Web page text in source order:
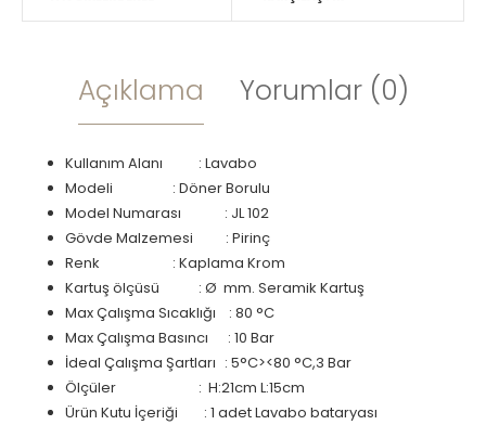
Açıklama Yorumlar (0)
Kullanım Alanı : Lavabo
Modeli
: Döner Borulu
Model Numarası
: JL 102
Gövde Malzemesi : Pirinç
Renk
: Kaplama Krom
Kartuş ölçüsü
: Ø mm. Seramik Kartuş
Max Çalışma Sıcaklığı : 80 °C
Max Çalışma Basıncı : 10 Bar
İdeal Çalışma Şartları : 5°C><80 °C,3 Bar
Ölçüler
: H:21cm L:15cm
Ürün Kutu İçeriği : 1 adet Lavabo bataryası